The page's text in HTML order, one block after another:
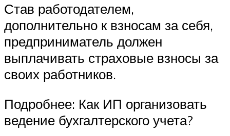
Став работодателем,
дополнительно к взносам за себя,
предприниматель должен
выплачивать страховые взносы за
своих работников.
Подробнее: Как ИП организовать
ведение бухгалтерского учета?